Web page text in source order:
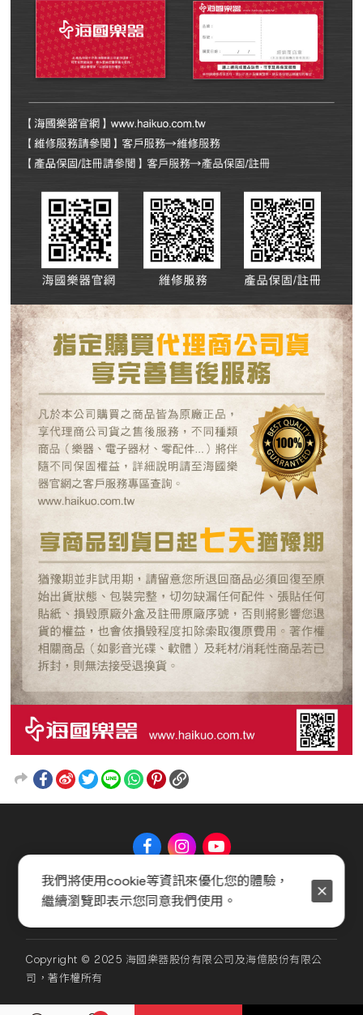
關於 Music Shop 聯絡我們 常見問題
會員服務條款
Copyright © 2025 海國樂器股份有限公司及海億股份有限公
司，著作權所有
我們將使用cookie等資訊來優化您的體驗，
繼續瀏覽即表示您同意我們使用。